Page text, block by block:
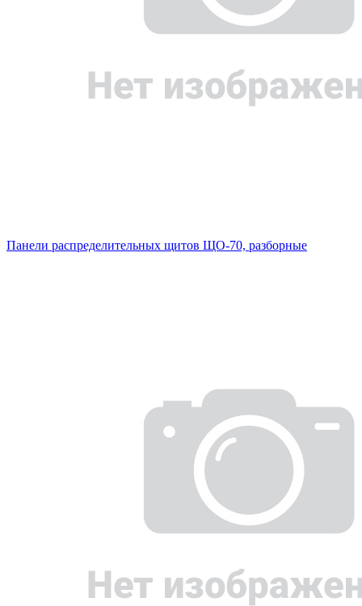
Панели распределительных щитов ЩО-70, разборные